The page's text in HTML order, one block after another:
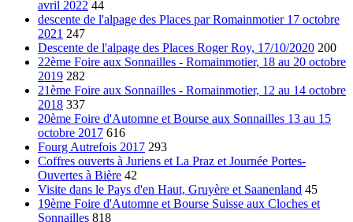
avril 2022 44
descente de l'alpage des Places par Romainmotier 17 octobre
2021 247
Descente de l'alpage des Places Roger Roy, 17/10/2020 200
22ème Foire aux Sonnailles - Romainmotier, 18 au 20 octobre
2019 282
21ème Foire aux Sonnailles - Romainmotier, 12 au 14 octobre
2018 337
20ème Foire d'Automne et Bourse aux Sonnailles 13 au 15
octobre 2017 616
Fourg Autrefois 2017 293
Coffres ouverts à Juriens et La Praz et Journée Portes-
Ouvertes à Bière 42
Visite dans le Pays d'en Haut, Gruyère et Saanenland 45
19ème Foire d'Automne et Bourse Suisse aux Cloches et
Sonnailles 818